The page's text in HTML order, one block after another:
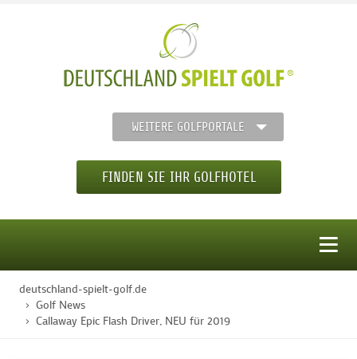
WEITERE GOLFPORTALE
FINDEN SIE IHR GOLFHOTEL
STARTSEITE
deutschland-spielt-golf.de
Golf News
Callaway Epic Flash Driver, NEU für 2019